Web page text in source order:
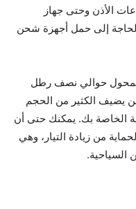
الأذن وحتى جهاز
إلى حمل أجهزة شحن
حوالي نصف رطل
يضيف الكثير من الحجم
الخاصة بك. يمكنك حتى أن
من زيادة التيار، وهي
السياحية.